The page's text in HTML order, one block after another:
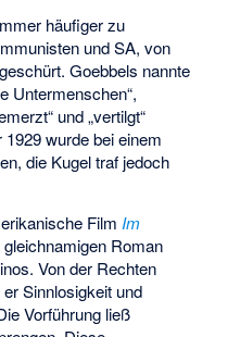
häufiger zu
und SA, von
Goebbels nannte
Untermenschen“,
und „vertilgt“
wurde bei einem
die Kugel traf jedoch
Film Im
Roman
Von der Rechten
Sinnlosigkeit und
Vorführung ließ